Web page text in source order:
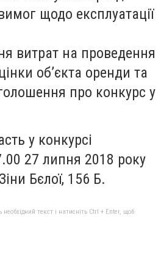
щодо експлуатації
витрат на проведення
об’єкта оренди та
про конкурс у
у конкурсі
27 липня 2018 року
Бєлої, 156 Б.
текст і натисніть Ctrl + Enter, щоб